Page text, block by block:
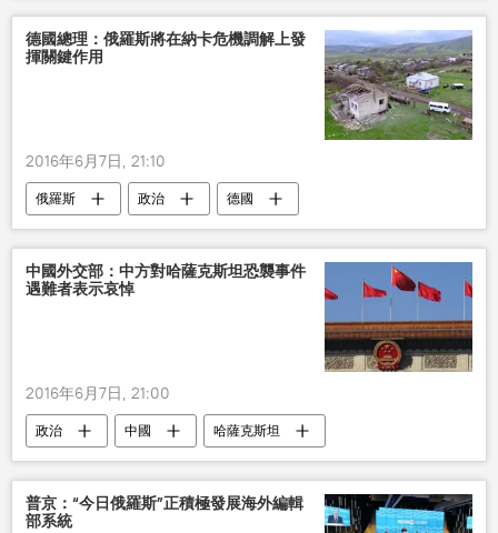
德國總理：俄羅斯將在納卡危機調解上發
揮關鍵作用
2016年6月7日, 21:10
俄羅斯 政治
德國
阿塞拜疆
安格拉•默克爾
阿利耶夫
納卡局勢
中國外交部：中方對哈薩克斯坦恐襲事件
遇難者表示哀悼
2016年6月7日, 21:00
政治 中國 哈薩克斯坦
普京：“今日俄羅斯”正積極發展海外編輯
部系統